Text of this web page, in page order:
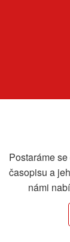
Postaráme
časopisu a
námi